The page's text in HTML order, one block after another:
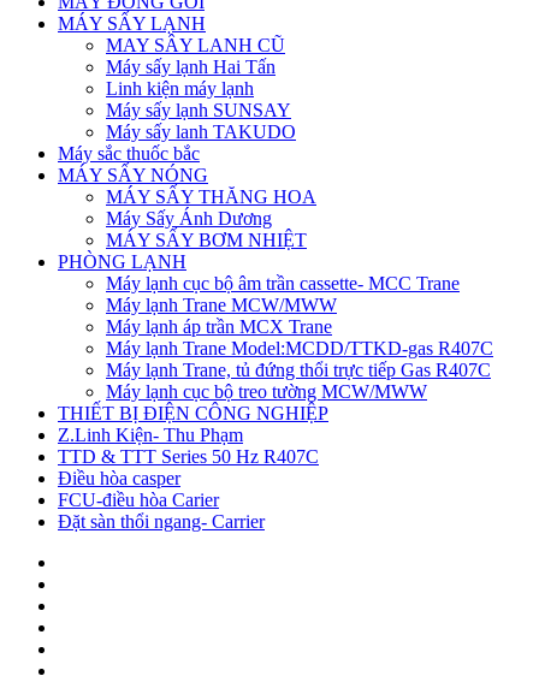
MÁY SẤY LẠNH
MAY SÂY LANH CŨ
Máy sấy lạnh Hai Tấn
Linh kiện máy lạnh
Máy sấy lạnh SUNSAY
Máy sấy lanh TAKUDO
Máy sắc thuốc bắc
MÁY SẤY NÓNG
MÁY SẤY THĂNG HOA
Máy Sấy Ánh Dương
MÁY SẤY BƠM NHIỆT
PHÒNG LẠNH
Máy lạnh cục bộ âm trần cassette- MCC Trane
Máy lạnh Trane MCW/MWW
Máy lạnh áp trần MCX Trane
Máy lạnh Trane Model:MCDD/TTKD-gas R407C
Máy lạnh Trane, tủ đứng thổi trực tiếp Gas R407C
Máy lạnh cục bộ treo tường MCW/MWW
THIẾT BỊ ĐIỆN CÔNG NGHIỆP
Z.Linh Kiện- Thu Phạm
TTD & TTT Series 50 Hz R407C
Điều hòa casper
FCU-điều hòa Carier
Đặt sàn thổi ngang- Carrier